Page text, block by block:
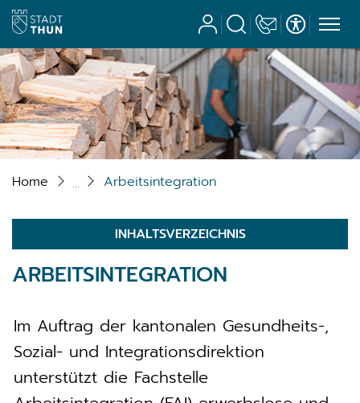
zur Startseite
Direkt zur Hauptnavigation
Direkt zum Inhalt
Direkt zur Suche
Direkt zum Stichwortverzeichnis
Stadt Thun
Benutzerkonto
SucheKontakt
Home Arbeitsintegration
INHALTSVERZEICHNIS
ARBEITSINTEGRATION
Im Auftrag der kantonalen Gesundheits-,
Sozial- und Integrationsdirektion
unterstützt die Fachstelle